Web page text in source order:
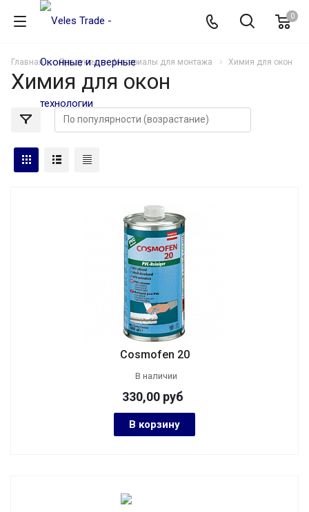
0
Главная Продукты Материалы для монтажа Химия для окон
Химия для окон
Cosmofen 20
В наличии
330,00 руб
В корзину